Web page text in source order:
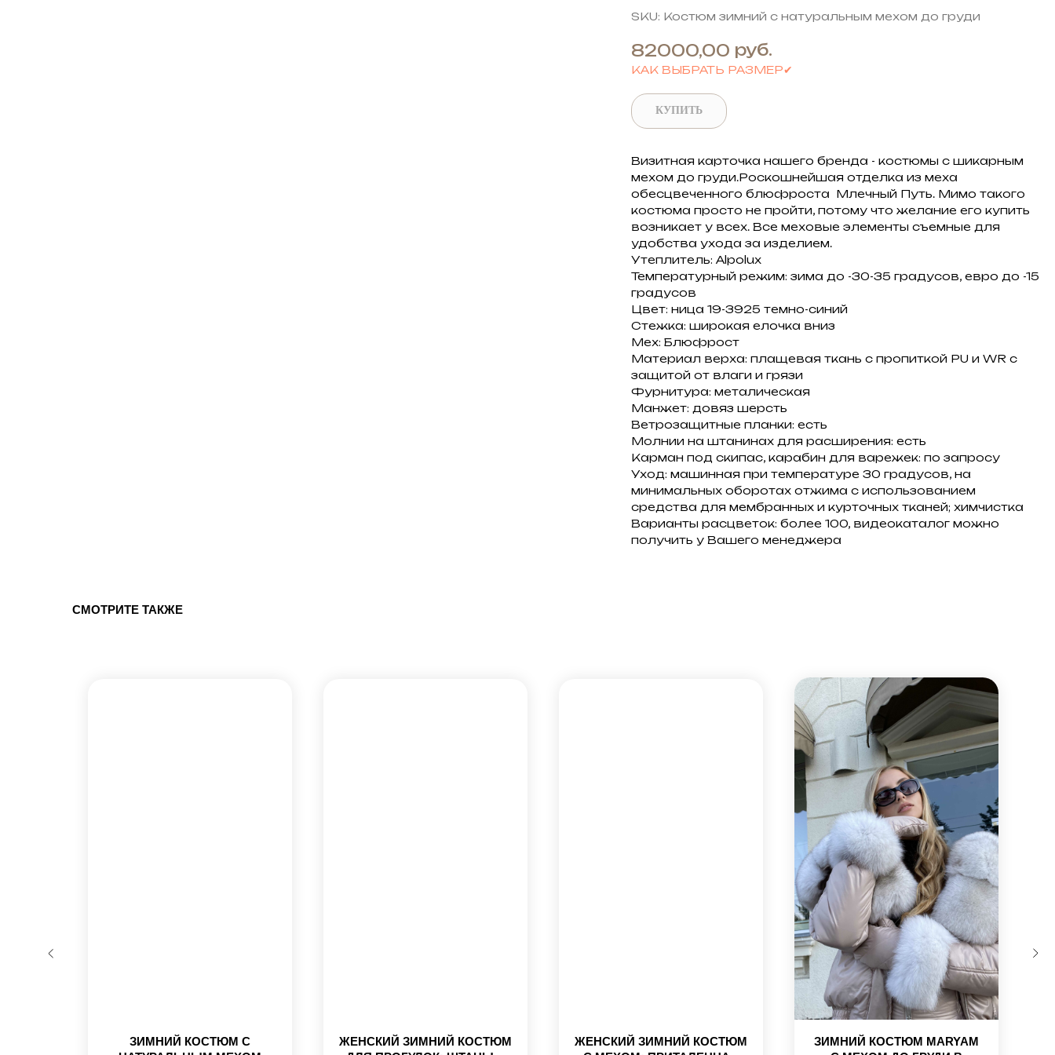
SKU: Костюм зимний с натуральным мехом до груди
82000,00 руб.
КАК ВЫБРАТЬ РАЗМЕР✔
КУПИТЬ
Визитная карточка нашего бренда - костюмы с шикарным
мехом до груди.Роскошнейшая отделка из меха
обесцвеченного блюфроста Млечный Путь. Мимо такого
костюма просто не пройти, потому что желание его купить
возникает у всех. Все меховые элементы съемные для
удобства ухода за изделием.
Утеплитель: Alpolux
Температурный режим: зима до -30-35 градусов, евро до -15
градусов
Цвет: ница 19-3925 темно-синий
Стежка: широкая елочка вниз
Мех: Блюфрост
Материал верха: плащевая ткань с пропиткой PU и WR с
защитой от влаги и грязи
Фурнитура: металическая
Манжет: довяз шерсть
Ветрозащитные планки: есть
Молнии на штанинах для расширения: есть
Карман под скипас, карабин для варежек: по запросу
Уход: машинная при температуре 30 градусов, на
минимальных оборотах отжима с использованием
средства для мембранных и курточных тканей; химчистка
Варианты расцветок: более 100, видеокаталог можно
получить у Вашего менеджера
СМОТРИТЕ ТАКЖЕ
ЗИМНИЙ КОСТЮМ С
ЖЕНСКИЙ ЗИМНИЙ КОСТЮМ
ЖЕНСКИЙ ЗИМНИЙ КОСТЮМ
ЗИМНИЙ КОСТЮМ MARYAM